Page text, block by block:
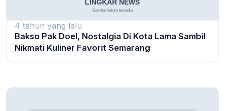
4 tahun yang lalu
Bakso Pak Doel, Nostalgia Di Kota Lama Sambil
Nikmati Kuliner Favorit Semarang